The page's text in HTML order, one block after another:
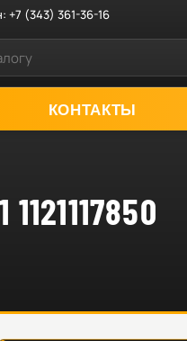
+7 (343) 361-36-16
КОНТАКТЫ